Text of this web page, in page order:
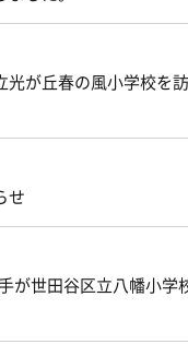
光が丘春の風小学校を訪
せ
が世田谷区立八幡小学